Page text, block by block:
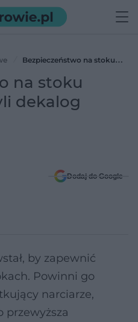
Bezpieczeństwo na stoku
na stoku
dekalog
Dodaj do Google
by zapewnić
Powinni go
narciarze,
przewyższa